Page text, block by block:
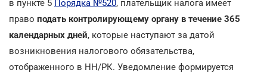
в пункте 5 Порядка №520, плательщик налога имеет
право подать контролирующему органу в течение 365
календарных дней, которые наступают за датой
возникновения налогового обязательства,
отображенного в НН/РК. Уведомление формируется